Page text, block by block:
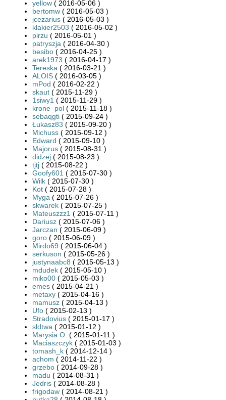
yellow ( 2016-05-06 )
bertomw ( 2016-05-03 )
jcezarius ( 2016-05-03 )
klakier2503 ( 2016-05-02 )
pirzu ( 2016-05-01 )
patryszja ( 2016-04-30 )
besibo ( 2016-04-25 )
arek1973 ( 2016-04-17 )
Tereska ( 2016-03-21 )
ALOIS ( 2016-03-05 )
mPod ( 2016-02-22 )
skaut ( 2015-11-29 )
1siwy1 ( 2015-11-29 )
krone_pol ( 2015-11-18 )
sebaqgti ( 2015-09-24 )
Łukasz83 ( 2015-09-20 )
Michuss ( 2015-09-12 )
Edward ( 2015-09-10 )
Majorus ( 2015-08-31 )
didzej ( 2015-08-23 )
tjtj ( 2015-08-22 )
Goofy601 ( 2015-07-30 )
Wilk ( 2015-07-30 )
Kot ( 2015-07-28 )
Myga ( 2015-07-26 )
skwarek ( 2015-07-25 )
Mateuszzz1 ( 2015-07-11 )
Dariusz ( 2015-07-06 )
Jarczan ( 2015-06-09 )
goro ( 2015-06-09 )
Mirdo69 ( 2015-06-04 )
serkuson ( 2015-05-26 )
justynaabc8 ( 2015-05-13 )
mdudek ( 2015-05-10 )
miko00 ( 2015-05-03 )
emes ( 2015-04-21 )
metaxy ( 2015-04-16 )
mamusz ( 2015-04-13 )
Ufo ( 2015-02-13 )
Stradovius ( 2015-01-17 )
sldtwa ( 2015-01-12 )
Marysia O. ( 2015-01-11 )
Maciaszczyk ( 2015-01-03 )
tomash_k ( 2014-12-14 )
achom ( 2014-11-22 )
grzebo ( 2014-09-28 )
madu ( 2014-08-31 )
Jedris ( 2014-08-28 )
frigodaw ( 2014-08-21 )